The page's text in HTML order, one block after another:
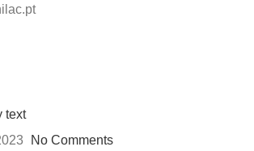
text
No Comments